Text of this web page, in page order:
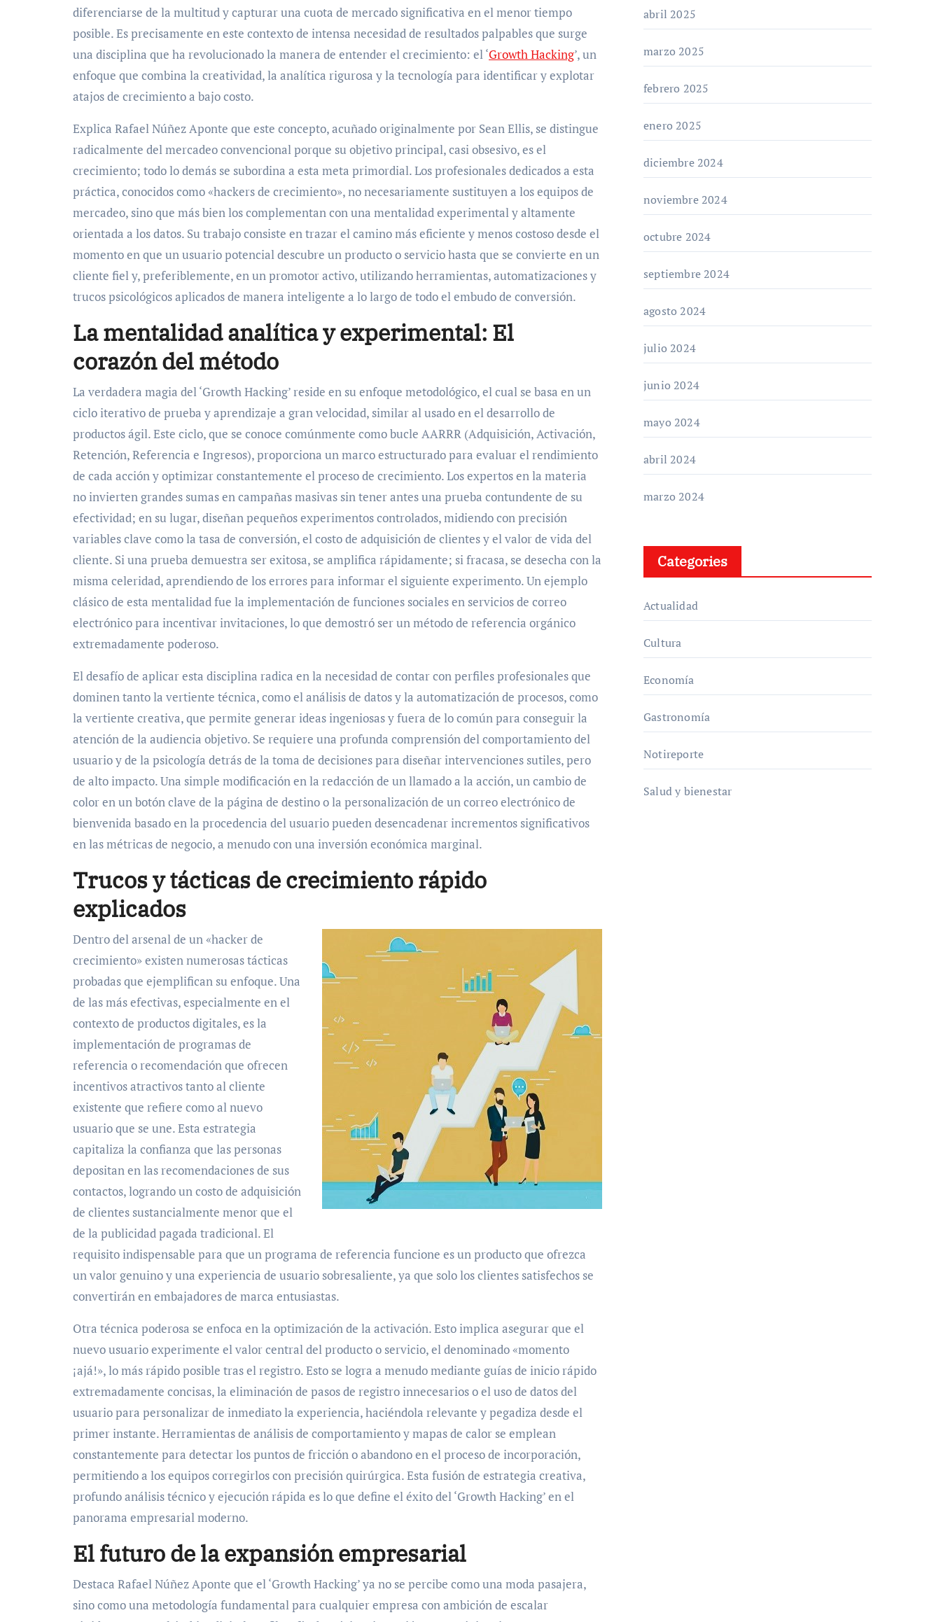
diferenciarse de la multitud y capturar una cuota de mercado significativa en el menor tiempo
posible. Es precisamente en este contexto de intensa necesidad de resultados palpables que surge
una disciplina que ha revolucionado la manera de entender el crecimiento: el ‘Growth Hacking’, un
enfoque que combina la creatividad, la analítica rigurosa y la tecnología para identificar y explotar
atajos de crecimiento a bajo costo.
Explica Rafael Núñez Aponte que este concepto, acuñado originalmente por Sean Ellis, se distingue
radicalmente del mercadeo convencional porque su objetivo principal, casi obsesivo, es el
crecimiento; todo lo demás se subordina a esta meta primordial. Los profesionales dedicados a esta
práctica, conocidos como «hackers de crecimiento», no necesariamente sustituyen a los equipos de
mercadeo, sino que más bien los complementan con una mentalidad experimental y altamente
orientada a los datos. Su trabajo consiste en trazar el camino más eficiente y menos costoso desde el
momento en que un usuario potencial descubre un producto o servicio hasta que se convierte en un
cliente fiel y, preferiblemente, en un promotor activo, utilizando herramientas, automatizaciones y
trucos psicológicos aplicados de manera inteligente a lo largo de todo el embudo de conversión.
La mentalidad analítica y experimental: El
corazón del método
La verdadera magia del ‘Growth Hacking’ reside en su enfoque metodológico, el cual se basa en un
ciclo iterativo de prueba y aprendizaje a gran velocidad, similar al usado en el desarrollo de
productos ágil. Este ciclo, que se conoce comúnmente como bucle AARRR (Adquisición, Activación,
Retención, Referencia e Ingresos), proporciona un marco estructurado para evaluar el rendimiento
de cada acción y optimizar constantemente el proceso de crecimiento. Los expertos en la materia
no invierten grandes sumas en campañas masivas sin tener antes una prueba contundente de su
efectividad; en su lugar, diseñan pequeños experimentos controlados, midiendo con precisión
variables clave como la tasa de conversión, el costo de adquisición de clientes y el valor de vida del
cliente. Si una prueba demuestra ser exitosa, se amplifica rápidamente; si fracasa, se desecha con la
misma celeridad, aprendiendo de los errores para informar el siguiente experimento. Un ejemplo
clásico de esta mentalidad fue la implementación de funciones sociales en servicios de correo
electrónico para incentivar invitaciones, lo que demostró ser un método de referencia orgánico
extremadamente poderoso.
El desafío de aplicar esta disciplina radica en la necesidad de contar con perfiles profesionales que
dominen tanto la vertiente técnica, como el análisis de datos y la automatización de procesos, como
la vertiente creativa, que permite generar ideas ingeniosas y fuera de lo común para conseguir la
atención de la audiencia objetivo. Se requiere una profunda comprensión del comportamiento del
usuario y de la psicología detrás de la toma de decisiones para diseñar intervenciones sutiles, pero
de alto impacto. Una simple modificación en la redacción de un llamado a la acción, un cambio de
color en un botón clave de la página de destino o la personalización de un correo electrónico de
bienvenida basado en la procedencia del usuario pueden desencadenar incrementos significativos
en las métricas de negocio, a menudo con una inversión económica marginal.
Trucos y tácticas de crecimiento rápido
explicados
Dentro del arsenal de un «hacker de
crecimiento» existen numerosas tácticas
probadas que ejemplifican su enfoque. Una
de las más efectivas, especialmente en el
contexto de productos digitales, es la
implementación de programas de
referencia o recomendación que ofrecen
incentivos atractivos tanto al cliente
existente que refiere como al nuevo
usuario que se une. Esta estrategia
capitaliza la confianza que las personas
depositan en las recomendaciones de sus
contactos, logrando un costo de adquisición
de clientes sustancialmente menor que el
de la publicidad pagada tradicional. El
requisito indispensable para que un programa de referencia funcione es un producto que ofrezca
un valor genuino y una experiencia de usuario sobresaliente, ya que solo los clientes satisfechos se
convertirán en embajadores de marca entusiastas.
Otra técnica poderosa se enfoca en la optimización de la activación. Esto implica asegurar que el
nuevo usuario experimente el valor central del producto o servicio, el denominado «momento
¡ajá!», lo más rápido posible tras el registro. Esto se logra a menudo mediante guías de inicio rápido
extremadamente concisas, la eliminación de pasos de registro innecesarios o el uso de datos del
usuario para personalizar de inmediato la experiencia, haciéndola relevante y pegadiza desde el
primer instante. Herramientas de análisis de comportamiento y mapas de calor se emplean
constantemente para detectar los puntos de fricción o abandono en el proceso de incorporación,
permitiendo a los equipos corregirlos con precisión quirúrgica. Esta fusión de estrategia creativa,
profundo análisis técnico y ejecución rápida es lo que define el éxito del ‘Growth Hacking’ en el
panorama empresarial moderno.
El futuro de la expansión empresarial
Destaca Rafael Núñez Aponte que el ‘Growth Hacking’ ya no se percibe como una moda pasajera,
sino como una metodología fundamental para cualquier empresa con ambición de escalar
abril 2025
marzo 2025
febrero 2025
enero 2025
diciembre 2024
noviembre 2024
octubre 2024
septiembre 2024
agosto 2024
julio 2024
junio 2024
mayo 2024
abril 2024
marzo 2024
Categories
Actualidad
Cultura
Economía
Gastronomía
Notireporte
Salud y bienestar